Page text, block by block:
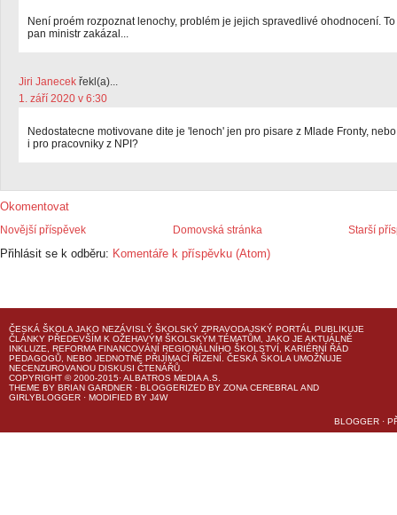
Není proém rozpoznat lenochy, problém je jejich spravedlivé ohodnocení. To
pan ministr zakázal...
Jiri Janecek řekl(a)...
1. září 2020 v 6:30
Nedostatecne motivovane dite je 'lenoch' jen pro pisare z Mlade Fronty, nebo
i pro pracovniky z NPI?
Okomentovat
Novější příspěvek Starší
Domovská stránka
Přihlásit se k odběru: Komentáře k příspěvku (Atom)
ČESKÁ ŠKOLA JAKO NEZÁVISLÝ ŠKOLSKÝ ZPRAVODAJSKÝ PORTÁL PUBLIKUJE
ČLÁNKY PŘEDEVŠÍM K OŽEHAVÝM ŠKOLSKÝM TÉMATŮM, JAKO JE AKTUÁLNĚ
INKLUZE, REFORMA FINANCOVÁNÍ REGIONÁLNÍHO ŠKOLSTVÍ, KARIÉRNÍ ŘÁD
PEDAGOGŮ, NEBO JEDNOTNÉ PŘIJÍMACÍ ŘÍZENÍ. ČESKÁ ŠKOLA UMOŽŇUJE
NECENZUROVANOU DISKUSI ČTENÁŘŮ.
COPYRIGHT © 2000-2015· ALBATROS MEDIA A.S.
THEME BY BRIAN GARDNER · BLOGGERIZED BY ZONA CEREBRAL AND
GIRLYBLOGGER · MODIFIED BY J4W
BLOGGER ·